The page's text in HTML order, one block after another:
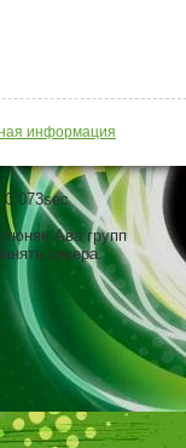
информация
0,073sec
Ава групп
хакера.